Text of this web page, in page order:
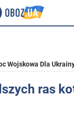
Wojskowa Dla
ras